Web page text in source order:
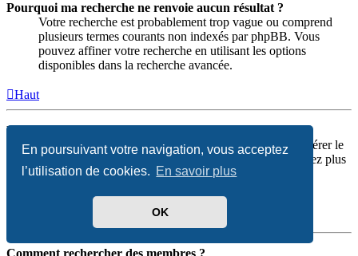
En poursuivant votre navigation, vous acceptez
l’utilisation de cookies. En savoir plus
OK
Pourquoi ma recherche ne renvoie aucun résultat ?
Votre recherche est probablement trop vague ou comprend
plusieurs termes courants non indexés par phpBB. Vous
pouvez affiner votre recherche en utilisant les options
disponibles dans la recherche avancée.
Haut
Pourquoi ma recherche renvoie une page blanche ?!
Votre recherche renvoie plus de résultats que ne peut gérer le
serveur Web. Utilisez la « Recherche avancée » et soyez plus
précis dans le choix des termes utilisés et des forums